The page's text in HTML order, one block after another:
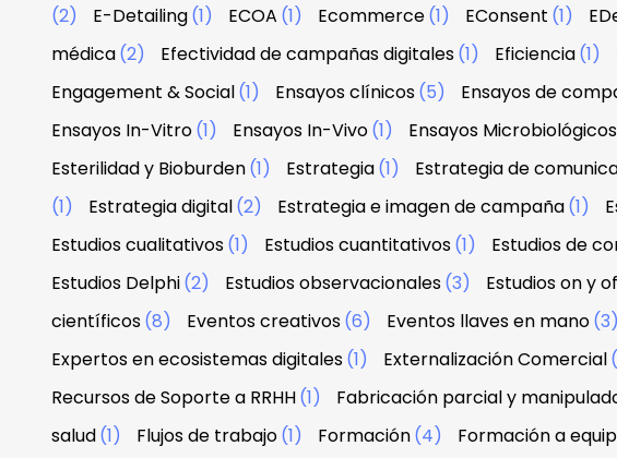
(2)
E-Detailing(1) ECOA (1) Ecommerce(1) EConsent (1)
médica(2) Efectividad de campañas digitales(1) Eficiencia(1)
Engagement & Social(1) Ensayos clínicos(5) Ensayos de
Ensayos In-Vitro(1) Ensayos In-Vivo(1) Ensayos Microbiológicos
Esterilidad y Bioburden(1) Estrategia(1) Estrategia de
(1)
Estrategia digital(2) Estrategia e imagen de campaña(1)
Estudios cualitativos(1) Estudios cuantitativos(1) Estudios de
Estudios Delphi(2) Estudios observacionales(3) Estudios on y
científicos(8) Eventos creativos(6) Eventos llaves en mano(3)
Expertos en ecosistemas digitales(1) Externalización Comercial
Recursos de Soporte a RRHH(1) Fabricación parcial y
salud(1) Flujos de trabajo(1) Formación(4) Formación a